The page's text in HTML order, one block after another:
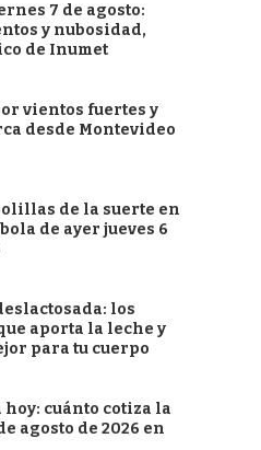
7 de agosto:
y nubosidad,
de Inumet
vientos fuertes y
desde Montevideo
de la suerte en
de ayer jueves 6
los
aporta la leche y
para tu cuerpo
cuánto cotiza la
agosto de 2026 en